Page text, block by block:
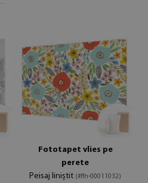
Fototapet vlies pe
perete
Peisaj liniștit (#ffn-00011032)